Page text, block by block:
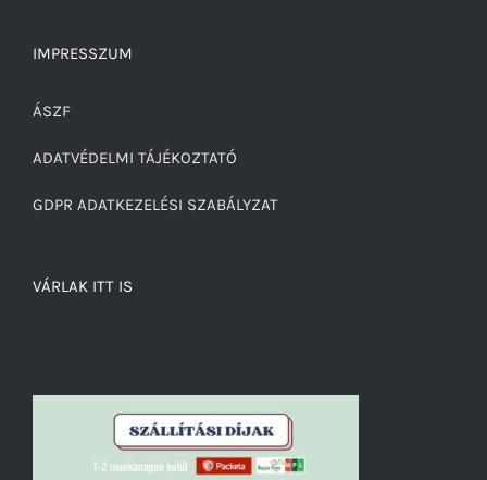
IMPRESSZUM
ÁSZF
ADATVÉDELMI TÁJÉKOZTATÓ
GDPR ADATKEZELÉSI SZABÁLYZAT
VÁRLAK ITT IS